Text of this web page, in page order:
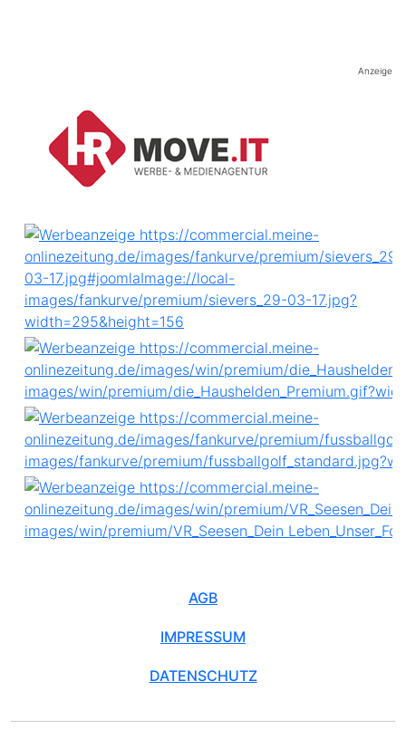
Anzeige
AGB
IMPRESSUM
DATENSCHUTZ